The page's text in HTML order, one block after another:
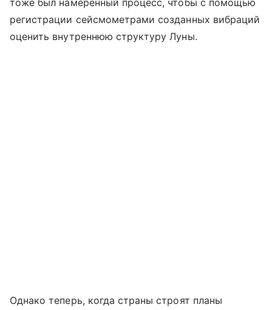
тоже был намеренный процесс, чтобы с помощью
регистрации сейсмометрами созданных вибраций
оценить внутреннюю структуру Луны.
Однако теперь, когда страны строят планы